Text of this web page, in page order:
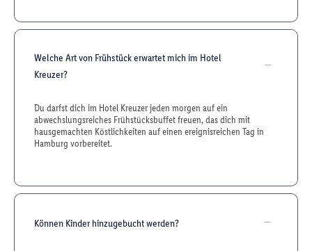
Welche Art von Frühstück erwartet mich im Hotel
Kreuzer?
Du darfst dich im Hotel Kreuzer jeden morgen auf ein
abwechslungsreiches Frühstücksbuffet freuen, das dich mit
hausgemachten Köstlichkeiten auf einen ereignisreichen Tag in
Hamburg vorbereitet.
Können Kinder hinzugebucht werden?